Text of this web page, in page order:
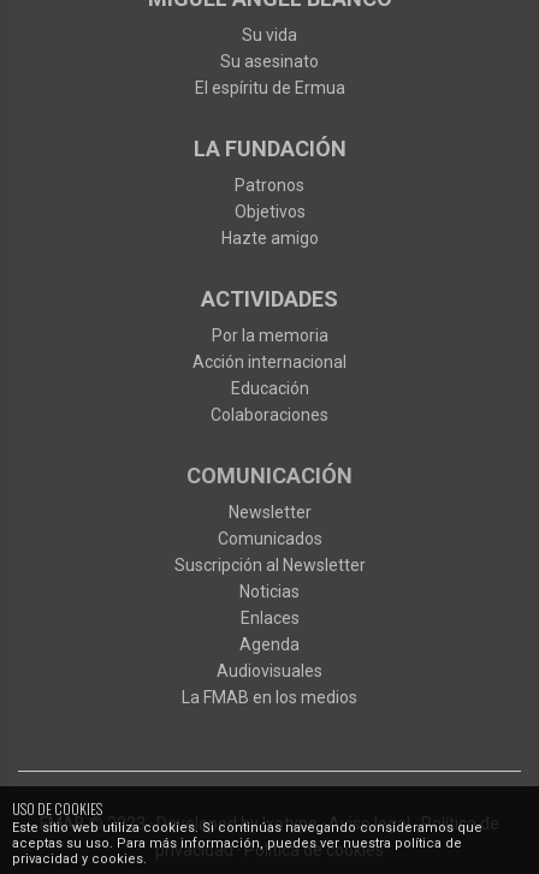
USO DE COOKIES
Este sitio web utiliza cookies. Si continúas navegando consideramos que
aceptas su uso. Para más información, puedes ver nuestra política de
privacidad y cookies.
Su vida
Su asesinato
El espíritu de Ermua
LA FUNDACIÓN
Patronos
Objetivos
Hazte amigo
ACTIVIDADES
Por la memoria
Acción internacional
Educación
Colaboraciones
COMUNICACIÓN
Newsletter
Comunicados
Suscripción al Newsletter
Noticias
Enlaces
Agenda
Audiovisuales
La FMAB en los medios
FMAB© 2023·Developed byIxotype·Aviso legal·Política de
privacidad·Política de cookies